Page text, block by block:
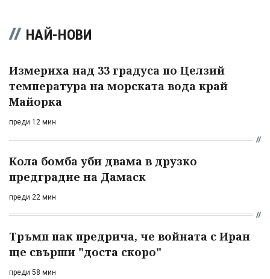
НАЙ-НОВИ
Измериха над 33 градуса по Целзий
температура на морската вода край
Майорка
преди 12 мин
Кола бомба уби двама в друзко
предградие на Дамаск
преди 22 мин
Тръмп пак предрича, че войната с Иран
ще свърши "доста скоро"
преди 58 мин